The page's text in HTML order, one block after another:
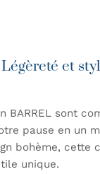
et
BARREL sont
pause en un
bohème, cette
unique.